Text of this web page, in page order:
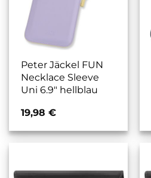
Peter Jäckel FUN
Necklace Sleeve
Uni 6.9″ hellblau
19,98 €